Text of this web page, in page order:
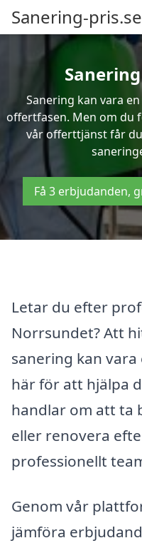
Sanering-pris.se
Sanering kan vara
offertfasen. Men om du
vår offerttjänst får
Få 3 erbjudanden,
Letar du efter
Norrsundet? Att
sanering kan
här för att hjälpa
handlar om att ta
eller renovera
professionellt
Genom vår
jämföra